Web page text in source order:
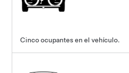
Cinco ocupantes en el vehículo.